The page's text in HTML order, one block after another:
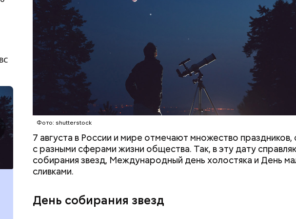
и Международный день
подкаблучника: какие
Фото: shutterstock
7 августа в России и мире отмечают множество праздников,
с разными сферами жизни общества. Так, в эту дату
собирания звезд, Международный день холостяка и День
сливками.
День собирания звезд